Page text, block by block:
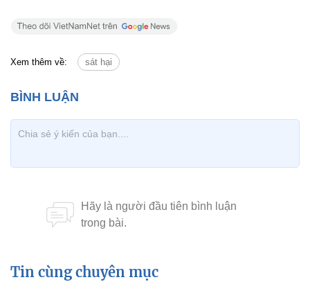
Xem thêm về: sát hại
Tin cùng chuyên mục